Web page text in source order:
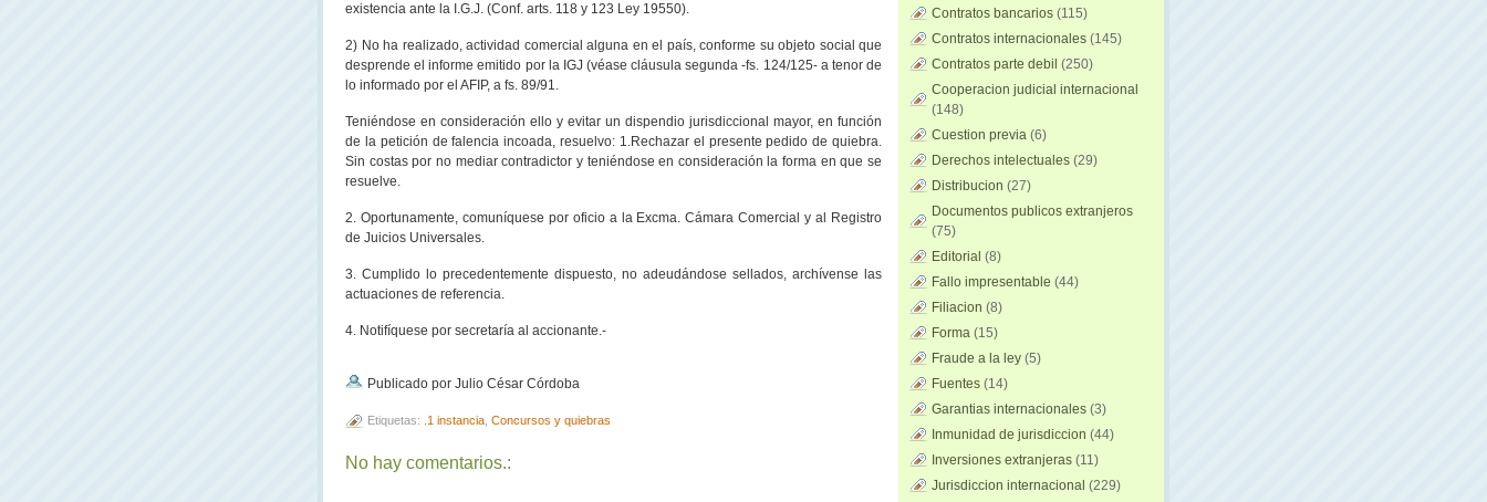
existencia ante la I.G.J. (Conf. arts. 118 y 123 Ley 19550).
2) No ha realizado, actividad comercial alguna en el país, conforme su objeto social que
desprende el informe emitido por la IGJ (véase cláusula segunda -fs. 124/125- a tenor de
lo informado por el AFIP, a fs. 89/91.
Teniéndose en consideración ello y evitar un dispendio jurisdiccional mayor, en función
de la petición de falencia incoada, resuelvo: 1.Rechazar el presente pedido de quiebra.
Sin costas por no mediar contradictor y teniéndose en consideración la forma en que se
resuelve.
2. Oportunamente, comuníquese por oficio a la Excma. Cámara Comercial y al Registro
de Juicios Universales.
3. Cumplido lo precedentemente dispuesto, no adeudándose sellados, archívense las
actuaciones de referencia.
4. Notifíquese por secretaría al accionante.-
Publicado por Julio César Córdoba
Etiquetas: .1 instancia Concursos y quiebras
No hay comentarios.:
Contratos bancarios (115)
Contratos internacionales (145)
Contratos parte debil (250)
Cooperacion judicial internacional
(148)
Cuestion previa (6)
Derechos intelectuales (29)
Distribucion (27)
Documentos publicos extranjeros
(75)
Editorial (8)
Fallo impresentable (44)
Filiacion (8)
Forma (15)
Fraude a la ley (5)
Fuentes (14)
Garantias internacionales (3)
Inmunidad de jurisdiccion (44)
Inversiones extranjeras (11)
Jurisdiccion internacional (229)